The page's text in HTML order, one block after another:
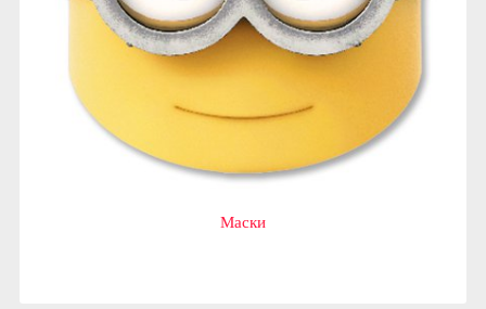
Маски